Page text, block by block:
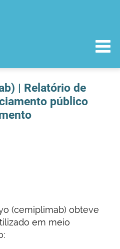
| Relatório de
público
(cemiplimab) obteve
em meio